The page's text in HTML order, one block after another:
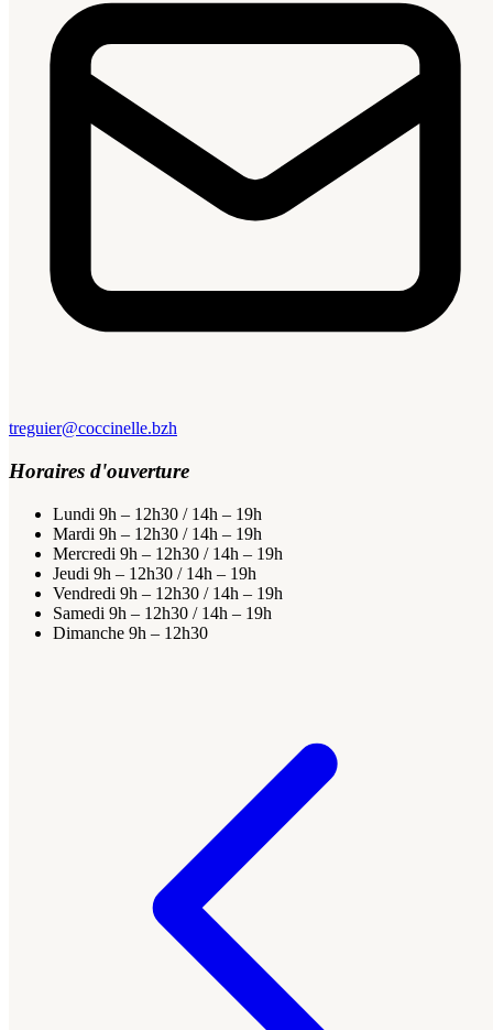
treguier@coccinelle.bzh
Horaires d'ouverture
Lundi 9h – 12h30 / 14h – 19h
Mardi 9h – 12h30 / 14h – 19h
Mercredi 9h – 12h30 / 14h – 19h
Jeudi 9h – 12h30 / 14h – 19h
Vendredi 9h – 12h30 / 14h – 19h
Samedi 9h – 12h30 / 14h – 19h
Dimanche 9h – 12h30